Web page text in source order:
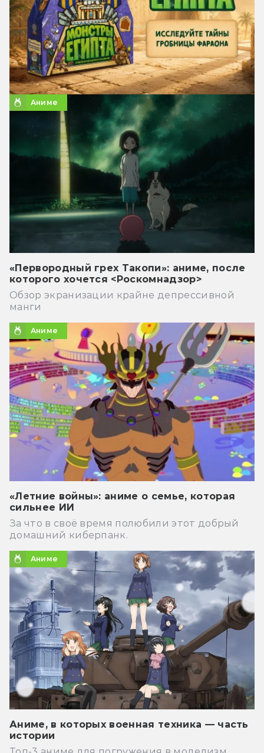
Аниме
«Первородный грех Такопи»: аниме, после
которого хочется <Роскомнадзор>
Обзор экранизации крайне депрессивной
манги
Аниме
«Летние войны»: аниме о семье, которая
сильнее ИИ
За что в своё время полюбили этот добрый
домашний киберпанк.
Аниме
Аниме, в которых военная техника — часть
истории